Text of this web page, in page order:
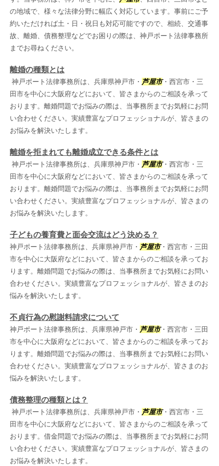
の地域で、様々な法律分野に幅広く対応しています。事前にご予
約いただければ土・日・祝日も対応可能ですので、相続、交通事
故、離婚、債務整理などでお困りの際は、神戸ポート法律事務所
までお尋ねください。
離婚の種類とは
神戸ポート法律事務所は、兵庫県神戸市・ 芦屋市・西宮市・三
田市を中心に大阪府などにおいて、皆さまからのご相談を承って
おります。離婚問題でお悩みの際は、当事務所までお気軽にお問
い合わせください。実績豊富なプロフェッショナルが、皆さまの
お悩みを解決いたします。
離婚を拒まれても離婚成立できる条件とは
神戸ポート法律事務所は、兵庫県神戸市・ 芦屋市・西宮市・三
田市を中心に大阪府などにおいて、皆さまからのご相談を承って
おります。離婚問題でお悩みの際は、当事務所までお気軽にお問
い合わせください。実績豊富なプロフェッショナルが、皆さまの
お悩みを解決いたします。
子どもの養育費と面会交流はどう決める？
神戸ポート法律事務所は、兵庫県神戸市・ 芦屋市・西宮市・三田
市を中心に大阪府などにおいて、皆さまからのご相談を承ってお
ります。離婚問題でお悩みの際は、当事務所までお気軽にお問い
合わせください。実績豊富なプロフェッショナルが、皆さまのお
悩みを解決いたします。
不貞行為の慰謝料請求について
神戸ポート法律事務所は、兵庫県神戸市・ 芦屋市・西宮市・三田
市を中心に大阪府などにおいて、皆さまからのご相談を承ってお
ります。離婚問題でお悩みの際は、当事務所までお気軽にお問い
合わせください。実績豊富なプロフェッショナルが、皆さまのお
悩みを解決いたします。
債務整理の種類とは？
神戸ポート法律事務所は、兵庫県神戸市・ 芦屋市・西宮市・三
田市を中心に大阪府などにおいて、皆さまからのご相談を承って
おります。借金問題でお悩みの際は、当事務所までお気軽にお問
い合わせください。実績豊富なプロフェッショナルが、皆さまの
お悩みを解決いたします。